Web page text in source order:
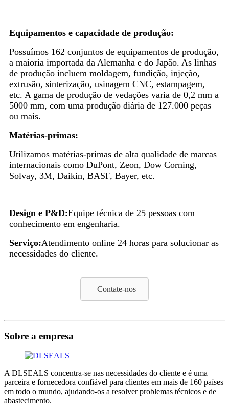
Equipamentos e capacidade de produção:
Possuímos 162 conjuntos de equipamentos de produção,
a maioria importada da Alemanha e do Japão. As linhas
de produção incluem moldagem, fundição, injeção,
extrusão, sinterização, usinagem CNC, estampagem,
etc. A gama de produção de vedações varia de 0,2 mm a
5000 mm, com uma produção diária de 127.000 peças
ou mais.
Matérias-primas:
Utilizamos matérias-primas de alta qualidade de marcas
internacionais como DuPont, Zeon, Dow Corning,
Solvay, 3M, Daikin, BASF, Bayer, etc.
Design e P&D:Equipe técnica de 25 pessoas com
conhecimento em engenharia.
Serviço:Atendimento online 24 horas para solucionar as
necessidades do cliente.
Contate-nos
Sobre a empresa
A DLSEALS concentra-se nas necessidades do cliente e é uma
parceira e fornecedora confiável para clientes em mais de 160 países
em todo o mundo, ajudando-os a resolver problemas técnicos e de
abastecimento.